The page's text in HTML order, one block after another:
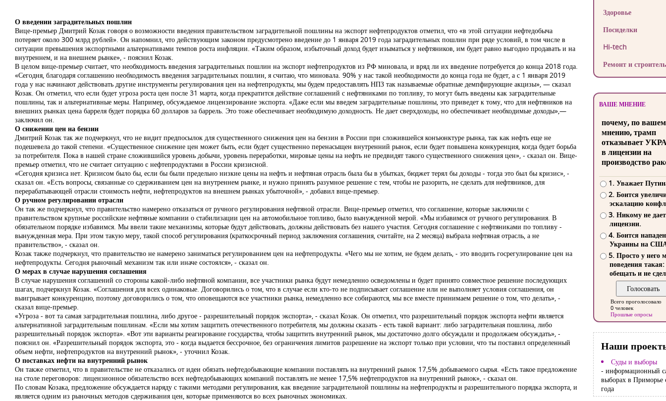
О введении заградительных пошлин
Вице-премьер Дмитрий Козак говоря о возможности введения правительством заградительной пошлины на экспорт нефтепродуктов отметил, что «в этой ситуации нефтедобыча
потеряет около 300 млрд рублей». Он напомнил, что действующим законом предусмотрено введение до 1 января 2019 года заградительных пошлин при ряде условий, в том числе в
ситуации превышения экспортными альтернативами темпов роста инфляции. «Таким образом, избыточный доход будет изыматься у нефтяников, им будет равно выгодно продавать и на
внутреннем, и на внешнем рынке», - пояснил Козак.
В целом вице-премьер считает, что необходимость введения заградительных пошлин на экспорт нефтепродуктов из РФ миновала, и вряд ли их введение потребуется до конца 2018 года.
«Сегодня, благодаря соглашению необходимость введения заградительных пошлин, я считаю, что миновала. 90% у нас такой необходимости до конца года не будет, а с 1 января 2019
года у нас начинают действовать другие инструменты регулирования цен на нефтепродукты, мы будем предоставлять НПЗ так называемые обратные демпфирующие акцизы», — сказал
Козак. Он отметил, что если будет угроза роста цен после 31 марта, когда прекратится действие соглашений с нефтяниками по топливу, то могут быть введены как заградительные
пошлины, так и альтернативные меры. Например, обсуждаемое лицензирование экспорта. «Даже если мы введем заградительные пошлины, это приведет к тому, что для нефтяников на
внешних рынках цена барреля будет порядка 60 долларов за баррель. Это тоже обеспечивает необходимую доходность. Не дает сверхдоходы, но обеспечивает необходимые доходы»,—
заключил он.
О снижении цен на бензин
Дмитрий Козак так же подчеркнул, что не видит предпосылок для существенного снижения цен на бензин в России при сложившейся конъюнктуре рынка, так как нефть еще не
подешевела до такой степени. «Существенное снижение цен может быть, если будет существенно перенасыщен внутренний рынок, если будет повышена конкуренция, когда будет борьба
за потребителя. Пока в нашей стране сложившийся уровень добычи, уровень переработки, мировые цены на нефть не предвидят такого существенного снижения цен», - сказал он. Вице-
премьер отметил, что не считает ситуацию с нефтепродуктами в России кризисной.
«Сегодня кризиса нет. Кризисом было бы, если бы были предельно низкие цены на нефть и нефтяная отрасль была бы в убытках, бюджет терял бы доходы - тогда это был бы кризис», -
сказал он. «Есть вопросы, связанные со сдерживанием цен на внутреннем рынке, и нужно принять разумное решение с тем, чтобы не разорить, не сделать для нефтяников, для
перерабатывающей отрасли стоимость нефти, нефтепродуктов на внешнем рынках убыточной», - добавил вице-премьер.
О ручном регулировании отрасли
Он так же подчеркнул, что правительство намерено отказаться от ручного регулирования нефтяной отрасли. Вице-премьер отметил, что соглашение, которые заключили с
правительством крупные российские нефтяные компании о стабилизации цен на автомобильное топливо, было вынужденной мерой. «Мы избавимся от ручного регулирования. В
обязательном порядке избавимся. Мы ввели такие механизмы, которые будут действовать, должны действовать без нашего участия. Сегодня соглашение с нефтяниками по топливу -
вынужденная мера. При этом такую меру, такой способ регулирования (краткосрочный период заключения соглашения, считайте, на 2 месяца) выбрала нефтяная отрасль, а не
правительство», - сказал он.
Козак также подчеркнул, что правительство не намерено заниматься регулированием цен на нефтепродукты. «Чего мы не хотим, не будем делать, - это вводить госрегулирование цен на
нефтепродукты. Сегодня рыночный механизм так или иначе состоялся», - сказал он.
О мерах в случае нарушения соглашения
В случае нарушения соглашений со стороны какой-либо нефтяной компании, все участники рынка будут немедленно осведомлены и будет принято совместное решение последующих
шагах, подчеркнул Козак. «Соглашения для всех одинаковые. Договорились о том, что в случае если кто-то не подписывает соглашение или не выполняет условия соглашения, он
выигрывает конкуренцию, поэтому договорились о том, что оповещаются все участники рынка, немедленно все собираются, мы все вместе принимаем решение о том, что делать», -
сказал вице-премьер.
«Угроза - вот та самая заградительная пошлина, либо другое - разрешительный порядок экспорта», - сказал Козак. Он отметил, что разрешительный порядок экспорта нефти является
альтернативной заградительным пошлинам. «Если мы хотим защитить отечественного потребителя, мы должны сказать - есть такой вариант: либо заградительная пошлина, либо
разрешительный порядок экспорта». «Вот эти варианты реагирование государства, чтобы защитить внутренний рынок, мы достаточно долго обсуждали и продолжаем обсуждать», -
пояснил он. «Разрешительный порядок экспорта, это - когда выдается бессрочное, без ограничения лимитов разрешение на экспорт только при условии, что ты поставил определенный
объем нефти, нефтепродуктов на внутренний рынок», - уточнил Козак.
О поставках нефти на внутренний рынок
Он также отметил, что в правительстве не отказались от идеи обязать нефтедобывающие компании поставлять на внутренний рынок 17,5% добываемого сырья. «Есть такое предложение
на столе переговоров: лицензионное обязательство всех нефтедобывающих компаний поставлять не менее 17,5% нефтепродуктов на внутренний рынок», - сказал он.
По словам Козака, предложение обсуждается наряду с такими методами регулирования, как введение заградительной пошлины на нефтепродукты и разрешительного порядка экспорта, и
является одним из рыночных методов сдерживания цен, которые применяются во всех рыночных экономиках.
Здоровье
Посиделки
Hi-tech
Ремонт и
ВАШЕ МНЕНИЕ
почему, по
мнению, трамп
отказывает
в лицензии на
производство
1. Уважает
2. Боится
эскалацию
3. Никому не
лицензии.
4. Боится
Украины на
5. Просто у него
поведения такая:
обещать и не
Всего проголосовало
0 человек
Прошлые опросы
Наши
Суды и выборы
- информационный
выборах в Приморье
года